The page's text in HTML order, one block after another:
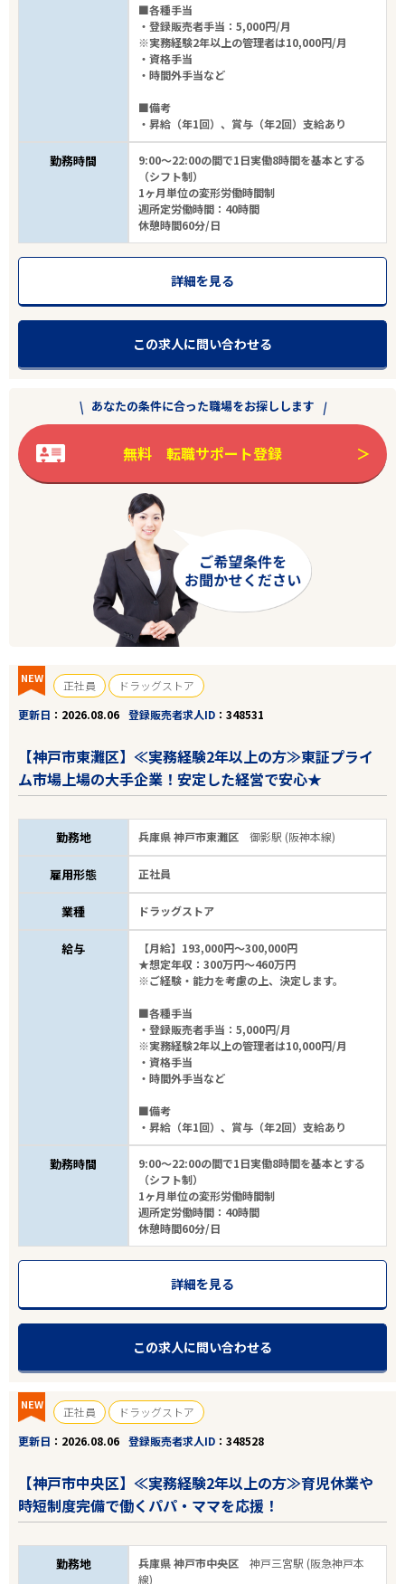
■各種手当
・登録販売者手当：5,000円/月
※実務経験2年以上の管理者は10,000円/月
・資格手当
・時間外手当など
■備考
・昇給（年1回）、賞与（年2回）支給あり
勤務時間
9:00～22:00の間で1日実働8時間を基本とする
（シフト制）
1ヶ月単位の変形労働時間制
週所定労働時間：40時間
休憩時間60分/日
詳細を見る
この求人に問い合わせる
あなたの条件に合った職場をお探しします
無料 転職サポート登録
NEW 正社員
ドラッグストア
更新日
2026.08.06 登録販売者求人ID 348531
【神戸市東灘区】≪実務経験2年以上の方≫東証プライ
ム市場上場の大手企業！安定した経営で安心★
勤務地 兵庫県 神戸市東灘区御影駅 (阪神本線)
雇用形態 正社員
業種 ドラッグストア
給与
【月給】193,000円～300,000円
★想定年収：300万円～460万円
※ご経験・能力を考慮の上、決定します。
■各種手当
・登録販売者手当：5,000円/月
※実務経験2年以上の管理者は10,000円/月
・資格手当
・時間外手当など
■備考
・昇給（年1回）、賞与（年2回）支給あり
勤務時間
9:00～22:00の間で1日実働8時間を基本とする
（シフト制）
1ヶ月単位の変形労働時間制
週所定労働時間：40時間
休憩時間60分/日
詳細を見る
この求人に問い合わせる
NEW 正社員
ドラッグストア
更新日
2026.08.06 登録販売者求人ID 348528
【神戸市中央区】≪実務経験2年以上の方≫育児休業や
時短制度完備で働くパパ・ママを応援！
勤務地 兵庫県 神戸市中央区神戸三宮駅 (阪急神戸本
線)